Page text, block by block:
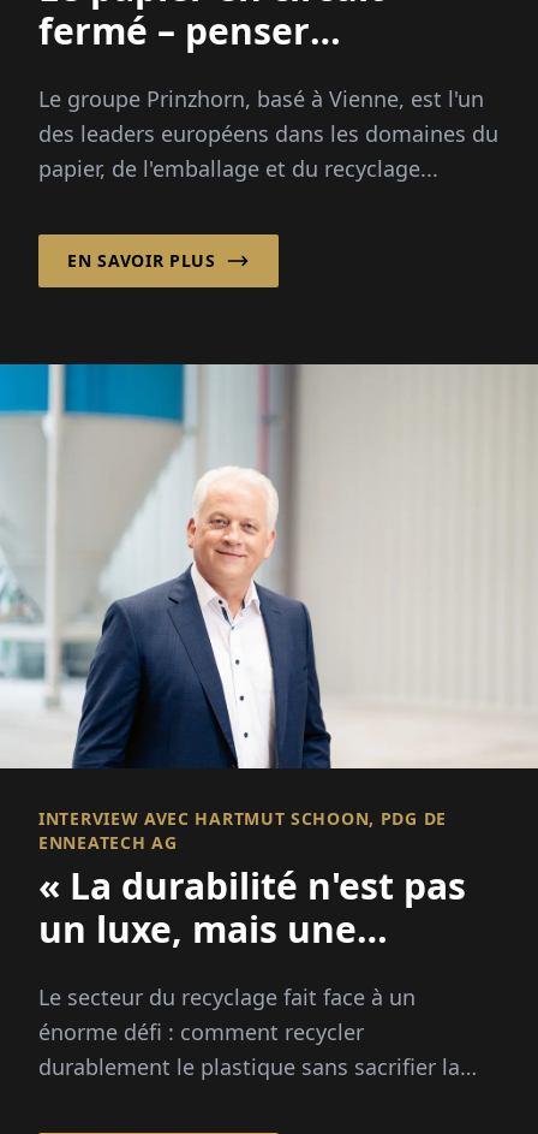
fermé – penser
efficacement
Le groupe Prinzhorn, basé à Vienne, est l'un
des leaders européens dans les domaines du
papier, de l'emballage et du recyclage...
EN SAVOIR PLUS
INTERVIEW AVEC HARTMUT SCHOON, PDG DE
ENNEATECH AG
« La durabilité n'est pas
un luxe, mais une
Le secteur du recyclage fait face à un
énorme défi : comment recycler
durablement le plastique sans sacrifier la